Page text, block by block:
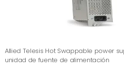
Allied Telesis Hot Swappable power
unidad de fuente de alimentación